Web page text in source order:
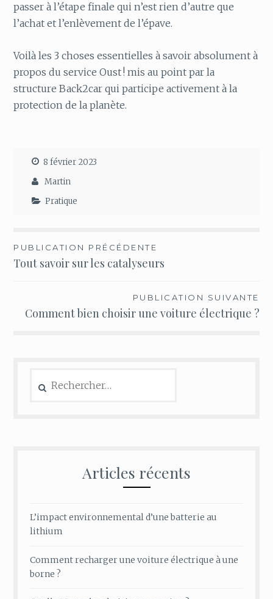
passer à l’étape finale qui n’est rien d’autre que
l’achat et l’enlèvement de l’épave.
Voilà les 3 choses essentielles à savoir absolument à
propos du service Oust ! mis au point par la
structure Back2car qui participe activement à la
protection de la planète.
8 février 2023
Martin
Pratique
Navigation
de
PUBLICATION PRÉCÉDENTE
Tout savoir sur les catalyseurs
PUBLICATION SUIVANTE
Comment bien choisir une voiture électrique ?
Articles récents
L’impact environnemental d’une batterie au
lithium
Comment recharger une voiture électrique à une
borne ?